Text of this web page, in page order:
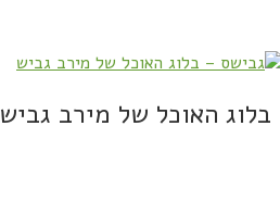
בלוג האוכל של מירב גביש